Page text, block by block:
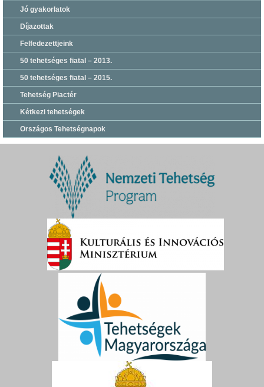
Jó gyakorlatok
Díjazottak
Felfedezettjeink
50 tehetséges fiatal – 2013.
50 tehetséges fiatal – 2015.
Tehetség Piactér
Kétkezi tehetségek
Országos Tehetségnapok